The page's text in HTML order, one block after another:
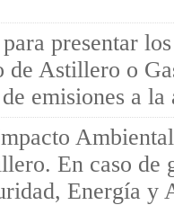
presentar
de Astillero o
emisiones a la
En caso de
Energía y